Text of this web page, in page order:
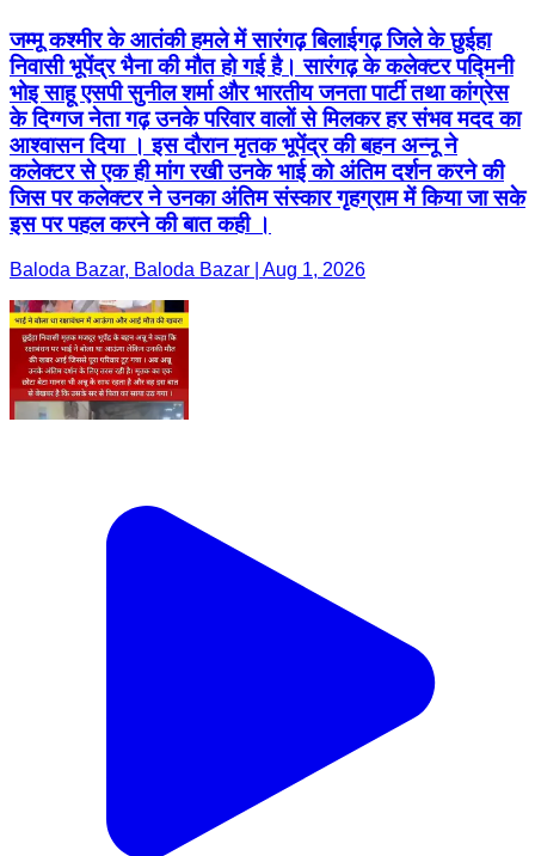
जम्मू कश्मीर के आतंकी हमले में सारंगढ़ बिलाईगढ़ जिले के छुईहा
निवासी भूपेंद्र भैना की मौत हो गई है। सारंगढ़ के कलेक्टर पद्मिनी
भोइ साहू एसपी सुनील शर्मा और भारतीय जनता पार्टी तथा कांग्रेस
के दिग्गज नेता गढ़ उनके परिवार वालों से मिलकर हर संभव मदद का
आश्वासन दिया । इस दौरान मृतक भूपेंद्र की बहन अन्नू ने
कलेक्टर से एक ही मांग रखी उनके भाई को अंतिम दर्शन करने की
जिस पर कलेक्टर ने उनका अंतिम संस्कार गृहग्राम में किया जा सके
इस पर पहल करने की बात कही ।
Baloda Bazar, Baloda Bazar | Aug 1, 2026